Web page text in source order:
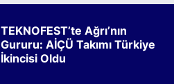
TEKNOFEST’te Ağrı’nın
Gururu: AİÇÜ Takımı Türkiye
İkincisi Oldu